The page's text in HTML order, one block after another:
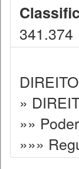
341.374
»
»»
»»»